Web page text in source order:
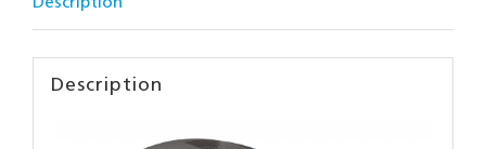
Description